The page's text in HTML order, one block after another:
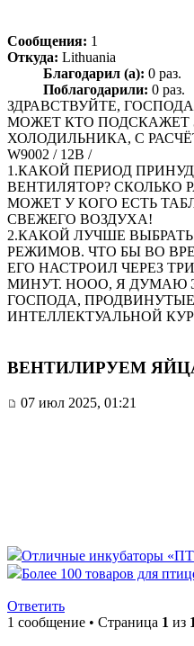
Сообщения: 1
Откуда: Lithuania
Благодарил (а): 0 раз.
Поблагодарили: 0 раз.
ЗДРАВСТВУЙТЕ,
МОЖЕТ КТО ПОДСКАЖЕТ
ХОЛОДИЛЬНИКА, С
W9002 / 12В /
1.КАКОЙ ПЕРИОД
ВЕНТИЛЯТОР? СКОЛЬКО
МОЖЕТ У КОГО ЕСТЬ
СВЕЖЕГО ВОЗДУХА!
2.КАКОЙ ЛУЧШЕ ВЫБРАТЬ
РЕЖИМОВ. ЧТО БЫ ВО
ЕГО НАСТРОИЛ ЧЕРЕЗ
МИНУТ. НООО, Я ДУМАЮ
ГОСПОДА,
ИНТЕЛЛЕКТУАЛЬНОЙ
ВЕНТИЛИРУЕМ
07 июл 2025, 01:21
Отличные инкубаторы
Более 100 товаров для
Ответить
1 сообщение • Страница 1 из 1